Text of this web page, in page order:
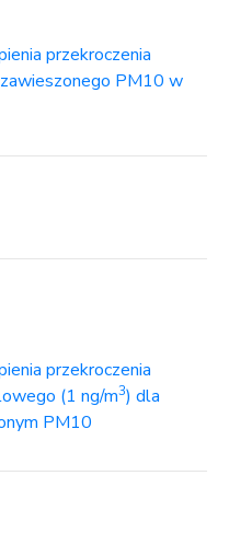
przekroczenia
PM10 w
przekroczenia
(1 ng/m3) dla
PM10